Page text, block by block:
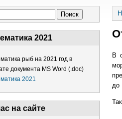
2021
рыб на 2021 год в
документа MS Word (.doc)
2021
на сайте
В
до